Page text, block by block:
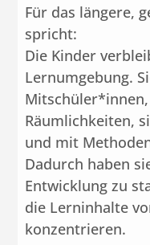
Für das längere,
spricht:
Die Kinder
Lernumgebung.
Räumlichkeiten,
und mit
Dadurch haben
Entwicklung zu
die Lerninhalte
konzentrieren.